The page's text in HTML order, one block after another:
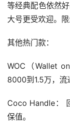
等经典配色依然
大号更受欢迎。
其他热门款：
WOC（Wallet
8000到1.5万，流
Coco Handle：
保值。